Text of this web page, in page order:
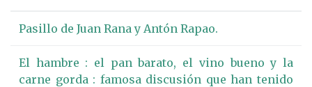
Pasillo de Juan Rana y Antón Rapao.
El hambre : el pan barato, el vino bueno y la
carne gorda : famosa discusión que han tenido